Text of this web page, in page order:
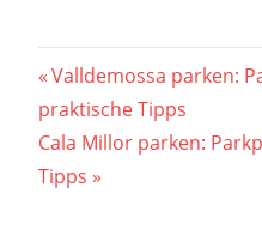
Vorheriger
Beitrag:
Valldemossa parken:
praktische Tipps
Nächster
Beitrag:
Cala Millor parken:
Tipps